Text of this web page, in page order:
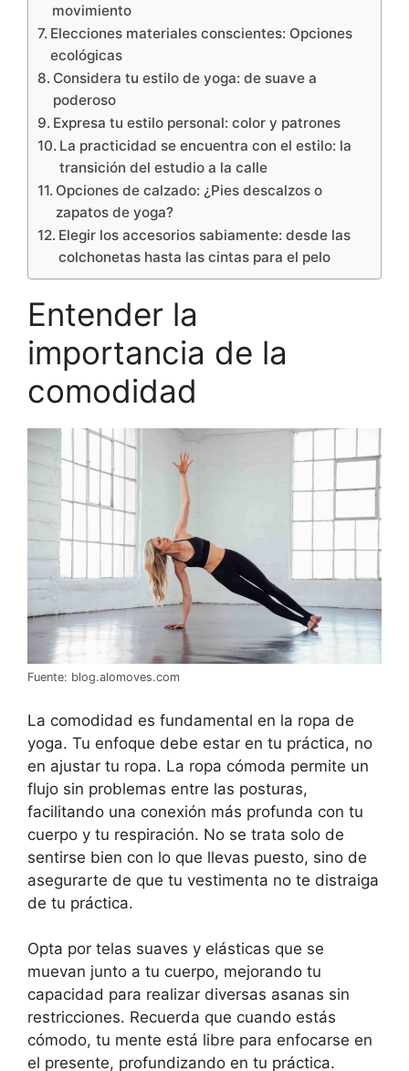
movimiento
Elecciones materiales conscientes: Opciones
ecológicas
Considera tu estilo de yoga: de suave a
poderoso
Expresa tu estilo personal: color y patrones
La practicidad se encuentra con el estilo: la
transición del estudio a la calle
Opciones de calzado: ¿Pies descalzos o
zapatos de yoga?
Elegir los accesorios sabiamente: desde las
colchonetas hasta las cintas para el pelo
Entender la
importancia de la
comodidad
Fuente: blog.alomoves.com
La comodidad es fundamental en la ropa de
yoga. Tu enfoque debe estar en tu práctica, no
en ajustar tu ropa. La ropa cómoda permite un
flujo sin problemas entre las posturas,
facilitando una conexión más profunda con tu
cuerpo y tu respiración. No se trata solo de
sentirse bien con lo que llevas puesto, sino de
asegurarte de que tu vestimenta no te distraiga
de tu práctica.
Opta por telas suaves y elásticas que se
muevan junto a tu cuerpo, mejorando tu
capacidad para realizar diversas asanas sin
restricciones. Recuerda que cuando estás
cómodo, tu mente está libre para enfocarse en
el presente, profundizando en tu práctica.